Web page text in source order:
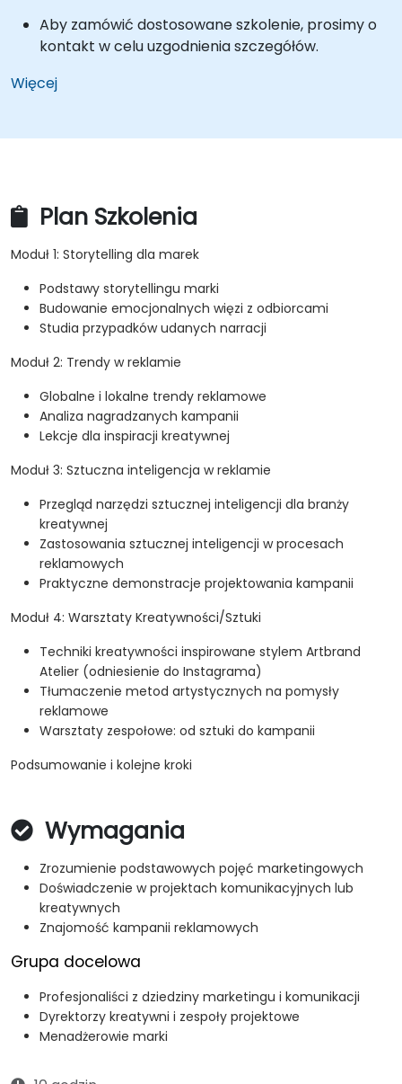
Aby zamówić dostosowane szkolenie, prosimy o
kontakt w celu uzgodnienia szczegółów.
Więcej
Plan Szkolenia
Moduł 1: Storytelling dla marek
Podstawy storytellingu marki
Budowanie emocjonalnych więzi z odbiorcami
Studia przypadków udanych narracji
Moduł 2: Trendy w reklamie
Globalne i lokalne trendy reklamowe
Analiza nagradzanych kampanii
Lekcje dla inspiracji kreatywnej
Moduł 3: Sztuczna inteligencja w reklamie
Przegląd narzędzi sztucznej inteligencji dla branży
kreatywnej
Zastosowania sztucznej inteligencji w procesach
reklamowych
Praktyczne demonstracje projektowania kampanii
Moduł 4: Warsztaty Kreatywności/Sztuki
Techniki kreatywności inspirowane stylem Artbrand
Atelier (odniesienie do Instagrama)
Tłumaczenie metod artystycznych na pomysły
reklamowe
Warsztaty zespołowe: od sztuki do kampanii
Podsumowanie i kolejne kroki
Wymagania
Zrozumienie podstawowych pojęć marketingowych
Doświadczenie w projektach komunikacyjnych lub
kreatywnych
Znajomość kampanii reklamowych
Grupa docelowa
Profesjonaliści z dziedziny marketingu i komunikacji
Dyrektorzy kreatywni i zespoły projektowe
Menadżerowie marki